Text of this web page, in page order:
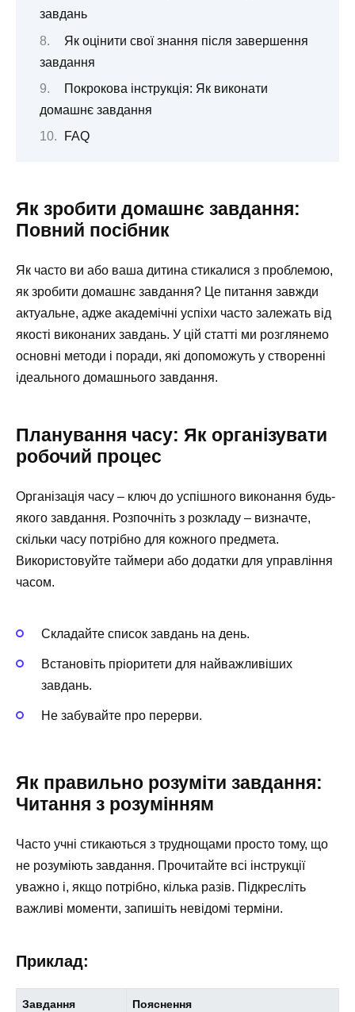
завдань
Як оцінити свої знання після завершення
завдання
Покрокова інструкція: Як виконати
домашнє завдання
FAQ
Як зробити домашнє завдання:
Повний посібник
Як часто ви або ваша дитина стикалися з проблемою,
як зробити домашнє завдання? Це питання завжди
актуальне, адже академічні успіхи часто залежать від
якості виконаних завдань. У цій статті ми розглянемо
основні методи і поради, які допоможуть у створенні
ідеального домашнього завдання.
Планування часу: Як організувати
робочий процес
Організація часу – ключ до успішного виконання будь-
якого завдання. Розпочніть з розкладу – визначте,
скільки часу потрібно для кожного предмета.
Використовуйте таймери або додатки для управління
часом.
Складайте список завдань на день.
Встановіть пріоритети для найважливіших
завдань.
Не забувайте про перерви.
Як правильно розуміти завдання:
Читання з розумінням
Часто учні стикаються з труднощами просто тому, що
не розуміють завдання. Прочитайте всі інструкції
уважно і, якщо потрібно, кілька разів. Підкресліть
важливі моменти, запишіть невідомі терміни.
Приклад:
Завдання Пояснення